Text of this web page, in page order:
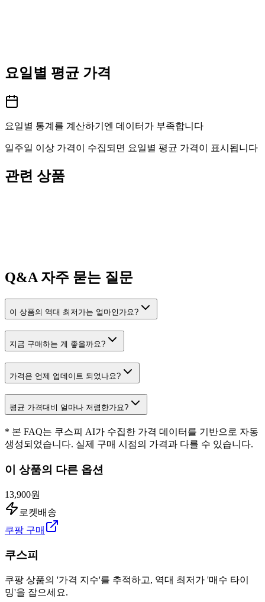
요일별 평균 가격
요일별 통계를 계산하기엔 데이터가 부족합니다
일주일 이상 가격이 수집되면 요일별 평균 가격이 표시됩니다
관련 상품
Q&A자주 묻는 질문
이 상품의 역대 최저가는 얼마인가요?
지금 구매하는 게 좋을까요?
가격은 언제 업데이트 되었나요?
평균 가격대비 얼마나 저렴한가요?
* 본 FAQ는 쿠스피 AI가 수집한 가격 데이터를 기반으로 자동
생성되었습니다. 실제 구매 시점의 가격과 다를 수 있습니다.
이 상품의 다른 옵션
13,900원
로켓배송
쿠팡 구매
쿠스피
쿠팡 상품의 '가격 지수'를 추적하고, 역대 최저가 '매수 타이
밍'을 잡으세요.